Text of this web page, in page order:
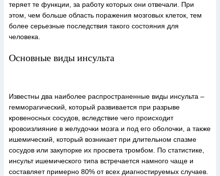
теряет те функции, за работу которых они отвечали. При
этом, чем больше область поражения мозговых клеток, тем
более серьезные последствия такого состояния для
человека.
Основные виды инсульта
Известны два наиболее распространенные виды инсульта –
гемморагический, который развивается при разрыве
кровеносных сосудов, вследствие чего происходит
кровоизлияние в желудочки мозга и под его оболочки, а также
ишемический, который возникает при длительном спазме
сосудов или закупорке их просвета тромбом. По статистике,
инсульт ишемического типа встречается намного чаще и
составляет примерно 80% от всех диагностируемых случаев.